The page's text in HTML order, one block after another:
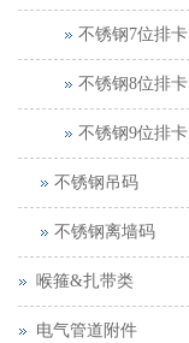
不锈钢7位排卡
不锈钢8位排卡
不锈钢9位排卡
不锈钢吊码
不锈钢离墙码
喉箍&扎带类
电气管道附件